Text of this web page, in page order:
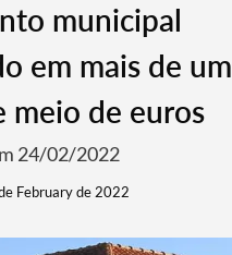
municipal
em mais de um
meio de euros
24/02/2022
February de 2022